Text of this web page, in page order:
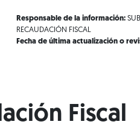
Responsable de la información:
RECAUDACIÓN FISCAL
Fecha de última actualización o
Fiscal